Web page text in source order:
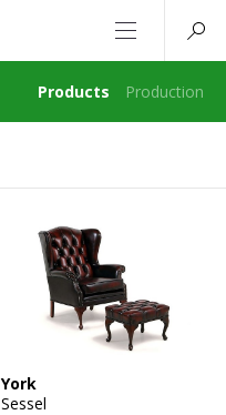
Products Production
York
Sessel